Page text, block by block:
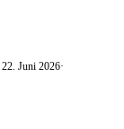
22. Juni 2026·